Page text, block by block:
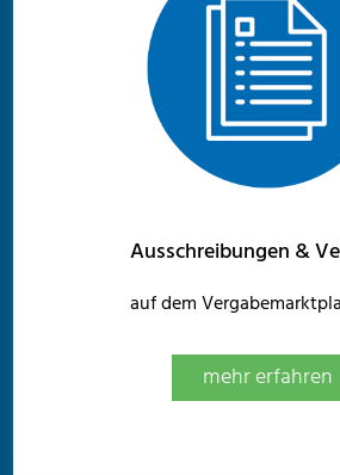
Ausschreibungen &
auf dem
mehr erfahren